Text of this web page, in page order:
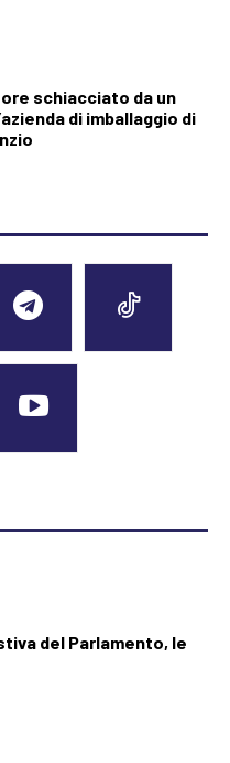
schiacciato da un
di imballaggio di
del Parlamento, le